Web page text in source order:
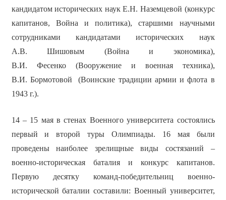
кандидатом исторических наук Е.Н. Наземцевой (конкурс
капитанов, Война и политика), старшими научными
сотрудниками кандидатами исторических наук
А.В. Шишовым (Война и экономика),
В.И. Фесенко (Вооружение и военная техника),
В.И. Бормотовой (Воинские традиции армии и флота в
1943 г.).
14 – 15 мая в стенах Военного университета состоялись
первый и второй туры Олимпиады. 16 мая были
проведены наиболее зрелищные виды состязаний –
военно-историческая баталия и конкурс капитанов.
Первую десятку команд-победительниц военно-
исторической баталии составили: Военный университет,